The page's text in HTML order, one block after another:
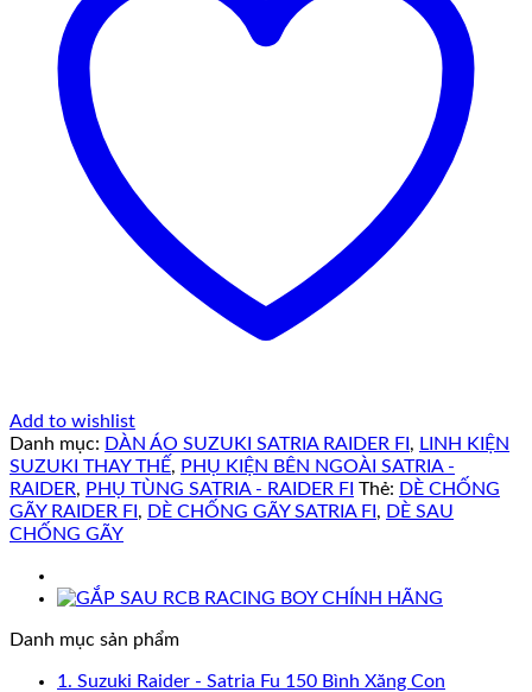
Add to wishlist
Danh mục: DÀN ÁO SUZUKI SATRIA RAIDER FI , LINH KIỆN
SUZUKI THAY THẾ, PHỤ KIỆN BÊN NGOÀI SATRIA -
RAIDER, PHỤ TÙNG SATRIA - RAIDER FI Thẻ: DÈ CHỐNG
GÃY RAIDER FI , DÈ CHỐNG GÃY SATRIA FI , DÈ SAU
CHỐNG GÃY
Danh mục sản phẩm
1. Suzuki Raider - Satria Fu 150 Bình Xăng Con